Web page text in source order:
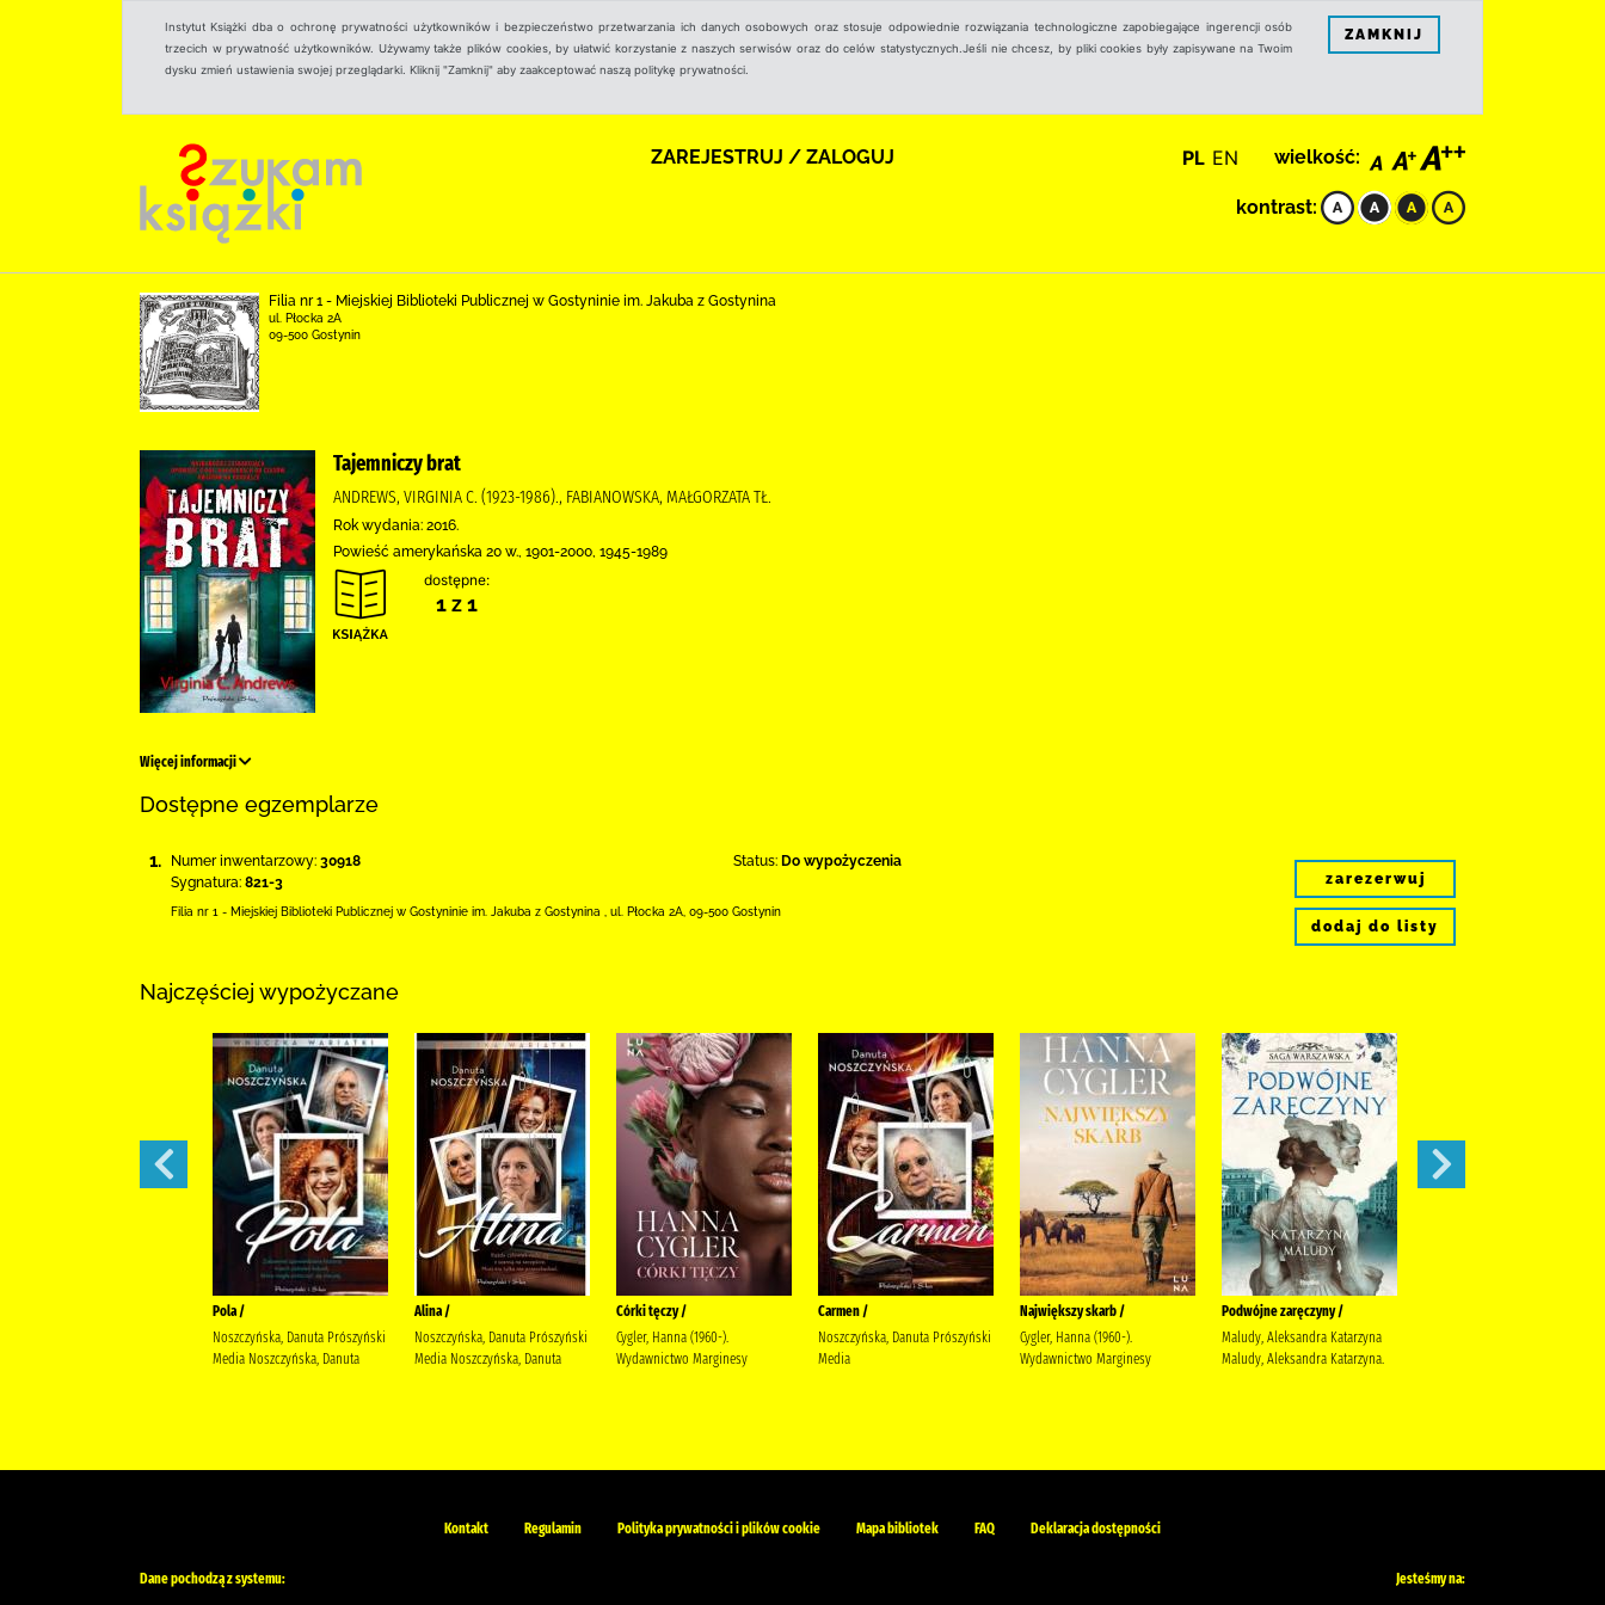
Instytut Książki dba o ochronę prywatności użytkowników i bezpieczeństwo przetwarzania ich danych osobowych oraz stosuje odpowiednie rozwiązania technologiczne zapobiegające ingerencji osób
trzecich w prywatność użytkowników. Używamy także plików cookies, by ułatwić korzystanie z naszych serwisów oraz do celów statystycznych.Jeśli nie chcesz, by pliki cookies były zapisywane na Twoim
dysku zmień ustawienia swojej przeglądarki. Kliknij "Zamknij" aby zaakceptować naszą politykę prywatności.
ZAMKNIJ
ZAREJESTRUJ / ZALOGUJ PL EN wielkość:
kontrast:
Filia nr 1 - Miejskiej Biblioteki Publicznej w Gostyninie im. Jakuba z Gostynina
ul. Płocka 2A
09-500 Gostynin
Tajemniczy brat
ANDREWS, VIRGINIA C. (1923-1986)., FABIANOWSKA, MAŁGORZATA TŁ.
Rok wydania: 2016.
Powieść amerykańska 20 w., 1901-2000, 1945-1989
dostępne:
1 z 1
Więcej informacji
Dostępne egzemplarze
1. Numer inwentarzowy: 30918
Sygnatura: 821-3
Status: Do wypożyczenia
Filia nr 1 - Miejskiej Biblioteki Publicznej w Gostyninie im. Jakuba z Gostynina ul. Płocka 2A 09-500 Gostynin
zarezerwuj
dodaj do listy
Najczęściej wypożyczane
Pola /
Noszczyńska, Danuta Prószyński
Media Noszczyńska, Danuta
Alina /
Noszczyńska, Danuta Prószyński
Media Noszczyńska, Danuta
Córki tęczy /
Cygler, Hanna (1960-).
Wydawnictwo Marginesy
Carmen /
Noszczyńska, Danuta Prószyński
Media
Największy skarb /
Cygler, Hanna (1960-).
Wydawnictwo Marginesy
Podwójne zaręczyny /
Maludy, Aleksandra Katarzyna
Maludy, Aleksandra Katarzyna.
Kontakt Regulamin Polityka prywatności i plików cookie Mapa bibliotek FAQ Deklaracja dostępności
Dane pochodzą z systemu: Jesteśmy na: